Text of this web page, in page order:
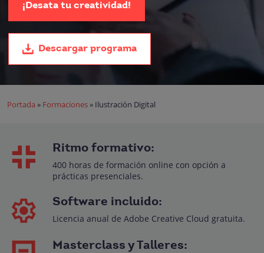
¡Desata tu creatividad!
Descargar programa
Portada » Formaciones » Ilustración Digital
Ritmo formativo:
400 horas de formación online con opción a
prácticas presenciales.
Software incluido:
Licencia anual de Adobe Creative Cloud gratuita.
Masterclass y Talleres: